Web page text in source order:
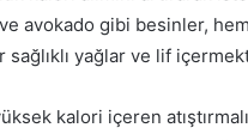
avokado gibi besinler,
sağlıklı yağlar ve lif
kalori içeren